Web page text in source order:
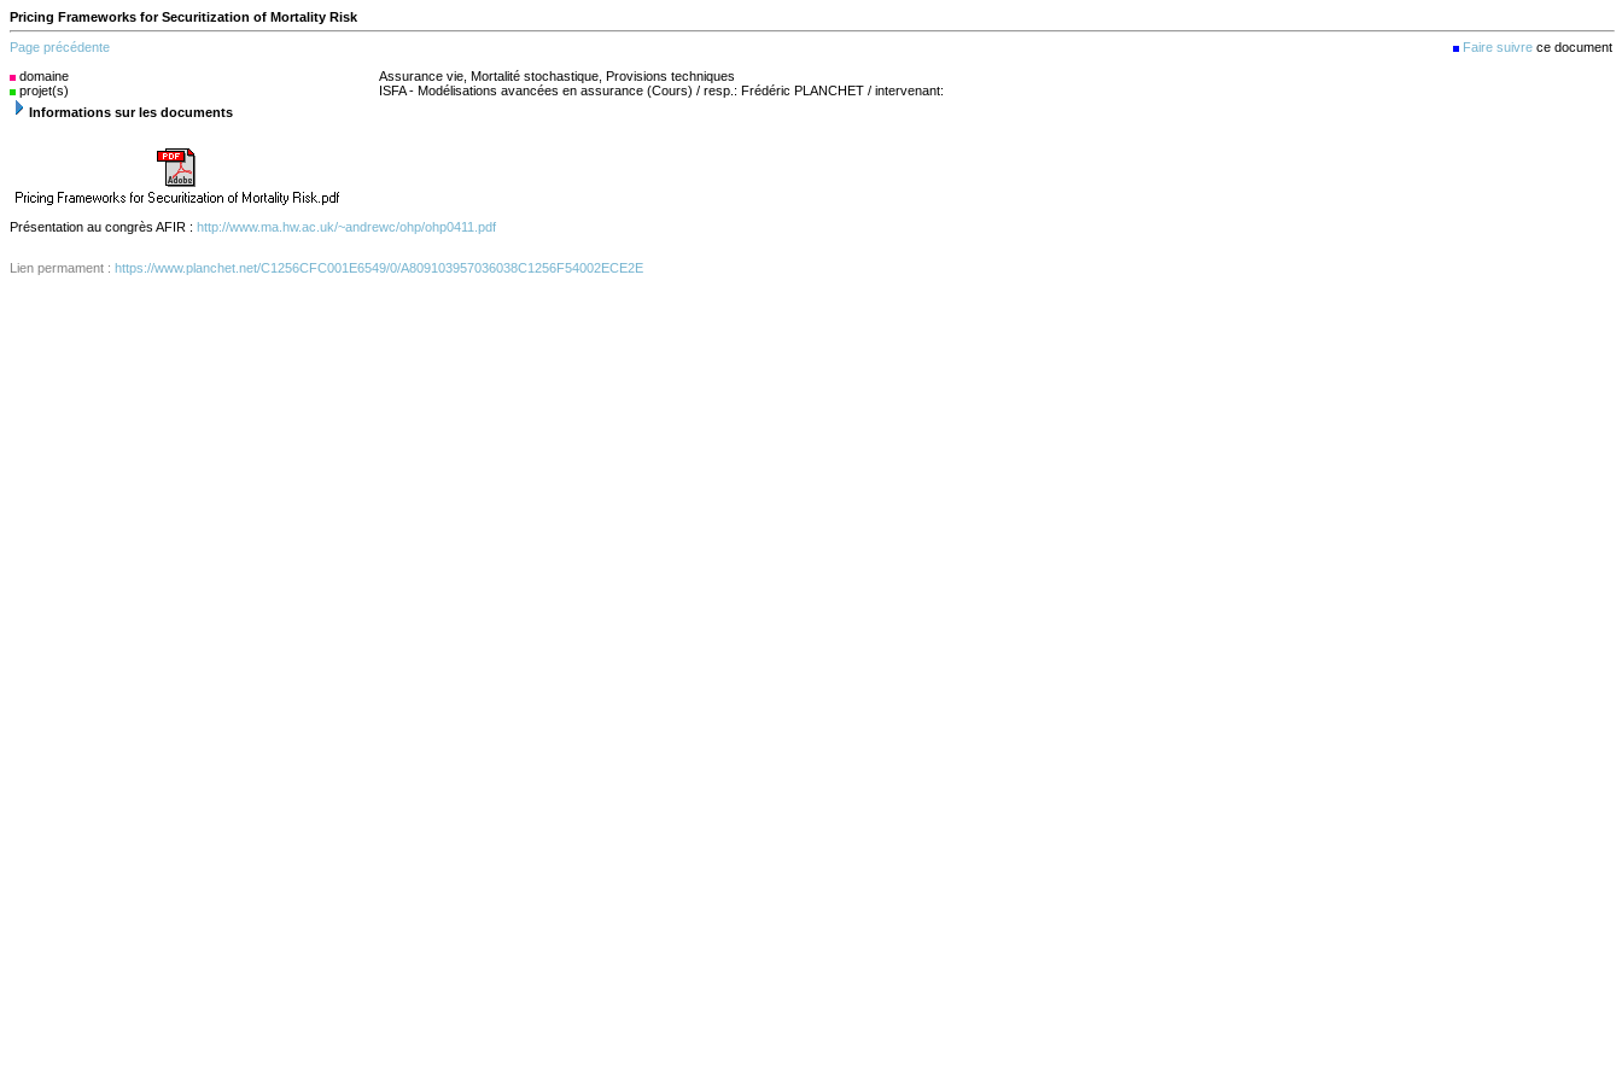
Pricing Frameworks for Securitization of Mortality Risk
Page précédente Faire suivre ce document
domaine
Assurance vie, Mortalité stochastique, Provisions techniques
projet(s)
ISFA - Modélisations avancées en assurance (Cours) / resp.: Frédéric PLANCHET / intervenant:
Informations sur les documents
Présentation au congrès AFIR : http://www.ma.hw.ac.uk/~andrewc/ohp/ohp0411.pdf
Lien permament : https://www.planchet.net/C1256CFC001E6549/0/A809103957036038C1256F54002ECE2E